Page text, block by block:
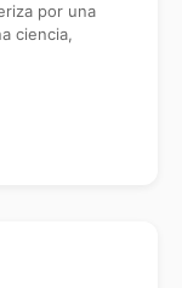
por una
ciencia,